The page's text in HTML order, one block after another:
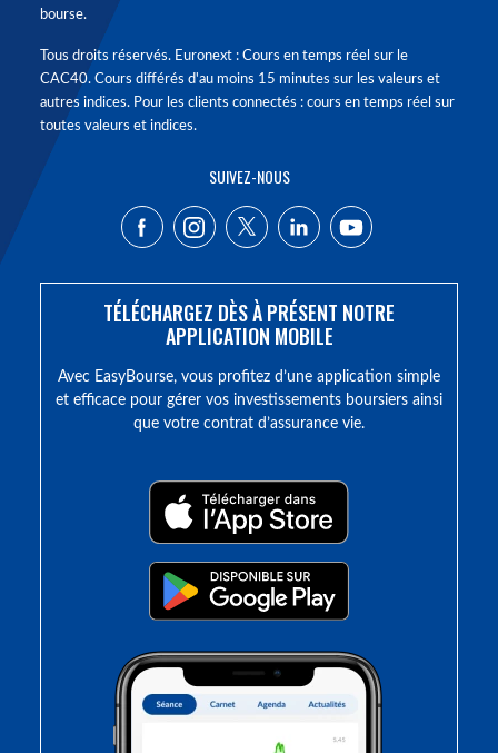
bourse.
Tous droits réservés. Euronext : Cours en temps réel sur le
CAC40. Cours différés d'au moins 15 minutes sur les valeurs et
autres indices. Pour les clients connectés : cours en temps réel sur
toutes valeurs et indices.
SUIVEZ-NOUS
TÉLÉCHARGEZ DÈS À PRÉSENT NOTRE
APPLICATION MOBILE
Avec EasyBourse, vous profitez d’une application simple
et efficace pour gérer vos investissements boursiers ainsi
que votre contrat d’assurance vie.